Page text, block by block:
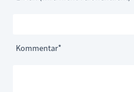
Pflichtfeld
Kommentar*